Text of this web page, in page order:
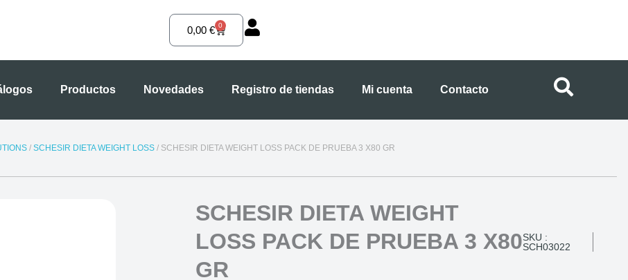
0,00 € 0
Carrito
Productos Novedades Registro de tiendas Mi cuenta Contacto
/ SCHESIR DIETA WEIGHT LOSS / SCHESIR DIETA WEIGHT LOSS PACK DE PRUEBA 3 X80 GR
SCHESIR DIETA WEIGHT
LOSS PACK DE PRUEBA 3 X80
GR
SKU :
SCH03022